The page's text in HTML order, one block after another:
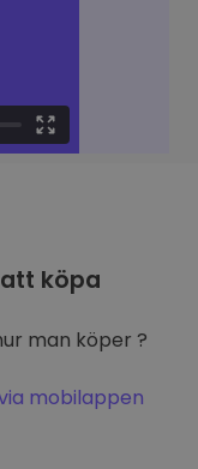
köpa
man köper ?
mobilappen